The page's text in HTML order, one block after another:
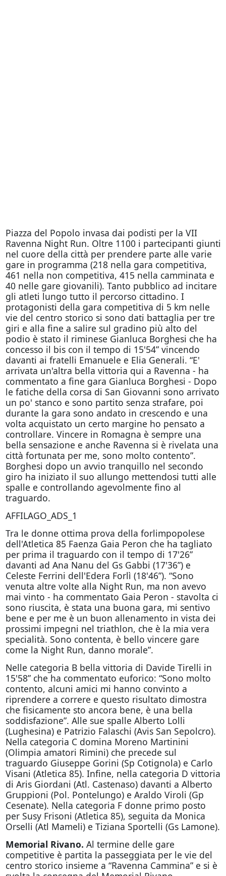
Piazza del Popolo invasa dai podisti per la VII
Ravenna Night Run. Oltre 1100 i partecipanti giunti
nel cuore della città per prendere parte alle varie
gare in programma (218 nella gara competitiva,
461 nella non competitiva, 415 nella camminata e
40 nelle gare giovanili). Tanto pubblico ad incitare
gli atleti lungo tutto il percorso cittadino. I
protagonisti della gara competitiva di 5 km nelle
vie del centro storico si sono dati battaglia per tre
giri e alla fine a salire sul gradino più alto del
podio è stato il riminese Gianluca Borghesi che ha
concesso il bis con il tempo di 15'54” vincendo
davanti ai fratelli Emanuele e Elia Generali. “E'
arrivata un'altra bella vittoria qui a Ravenna - ha
commentato a fine gara Gianluca Borghesi - Dopo
le fatiche della corsa di San Giovanni sono arrivato
un po' stanco e sono partito senza strafare, poi
durante la gara sono andato in crescendo e una
volta acquistato un certo margine ho pensato a
controllare. Vincere in Romagna è sempre una
bella sensazione e anche Ravenna si è rivelata una
città fortunata per me, sono molto contento”.
Borghesi dopo un avvio tranquillo nel secondo
giro ha iniziato il suo allungo mettendosi tutti alle
spalle e controllando agevolmente fino al
traguardo.
AFFILAGO_ADS_1
Tra le donne ottima prova della forlimpopolese
dell'Atletica 85 Faenza Gaia Peron che ha tagliato
per prima il traguardo con il tempo di 17'26”
davanti ad Ana Nanu del Gs Gabbi (17'36”) e
Celeste Ferrini dell'Edera Forlì (18'46”). “Sono
venuta altre volte alla Night Run, ma non avevo
mai vinto - ha commentato Gaia Peron - stavolta ci
sono riuscita, è stata una buona gara, mi sentivo
bene e per me è un buon allenamento in vista dei
prossimi impegni nel triathlon, che è la mia vera
specialità. Sono contenta, è bello vincere gare
come la Night Run, danno morale”.
Nelle categoria B bella vittoria di Davide Tirelli in
15'58” che ha commentato euforico: “Sono molto
contento, alcuni amici mi hanno convinto a
riprendere a correre e questo risultato dimostra
che fisicamente sto ancora bene, è una bella
soddisfazione”. Alle sue spalle Alberto Lolli
(Lughesina) e Patrizio Falaschi (Avis San Sepolcro).
Nella categoria C domina Moreno Martinini
(Olimpia amatori Rimini) che precede sul
traguardo Giuseppe Gorini (Sp Cotignola) e Carlo
Visani (Atletica 85). Infine, nella categoria D vittoria
di Aris Giordani (Atl. Castenaso) davanti a Alberto
Gruppioni (Pol. Pontelungo) e Araldo Viroli (Gp
Cesenate). Nella categoria F donne primo posto
per Susy Frisoni (Atletica 85), seguita da Monica
Orselli (Atl Mameli) e Tiziana Sportelli (Gs Lamone).
Memorial Rivano. Al termine delle gare
competitive è partita la passeggiata per le vie del
centro storico insieme a “Ravenna Cammina” e si è